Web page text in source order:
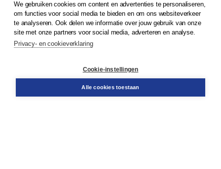
© 2026Koninklijke Boom uitgevers
Klantenservice
Service & informatie
Contact
We gebruiken cookies om content en advertenties te personaliseren,
om functies voor social media te bieden en om ons websiteverkeer
te analyseren. Ook delen we informatie over jouw gebruik van onze
site met onze partners voor social media, adverteren en analyse.
Privacy- en cookieverklaring
Cookie-instellingen
Alle cookies toestaan